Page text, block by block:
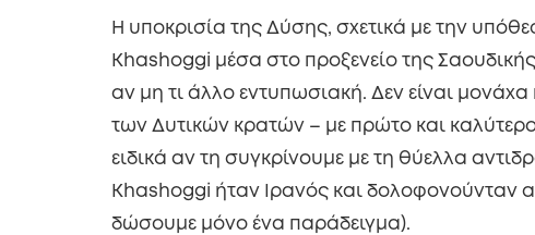
Η υποκρισία της Δύσης, σχετικά με την
Khashoggi μέσα στο προξενείο της
αν μη τι άλλο εντυπωσιακή. Δεν είναι
των Δυτικών κρατών – με πρώτο και
ειδικά αν τη συγκρίνουμε με τη θύελλα
Khashoggi ήταν Ιρανός και δολοφονούνταν
δώσουμε μόνο ένα παράδειγμα).